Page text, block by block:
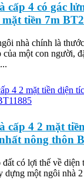
cấp 4 có gác
tiền 7m
nhà chính là
của một con người,
cấp 4 2 mặt
nông thôn
có lợi thế về diện
dựng một ngôi nhà